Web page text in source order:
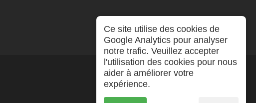
Ce site utilise des cookies de
Google Analytics pour analyser
notre trafic. Veuillez accepter
l'utilisation des cookies pour nous
aider à améliorer votre
expérience.